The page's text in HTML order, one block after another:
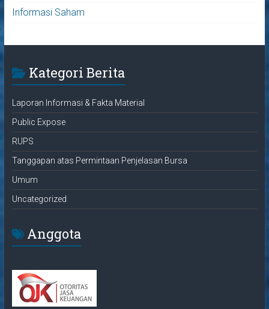
Informasi Saham
Kategori Berita
Laporan Informasi & Fakta Material
Public Expose
RUPS
Tanggapan atas Permintaan Penjelasan Bursa
Umum
Uncategorized
Anggota